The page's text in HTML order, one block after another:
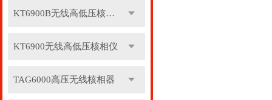
KT6900B无线高低压核相仪
KT6900无线高低压核相仪
TAG6000高压无线核相器